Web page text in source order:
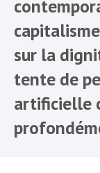
sur la
tente de
artificielle